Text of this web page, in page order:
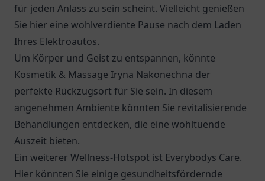
für jeden Anlass zu sein scheint. Vielleicht genießen
Sie hier eine wohlverdiente Pause nach dem Laden
Ihres Elektroautos.
Um Körper und Geist zu entspannen, könnte
Kosmetik & Massage Iryna Nakonechna der
perfekte Rückzugsort für Sie sein. In diesem
angenehmen Ambiente könnten Sie revitalisierende
Behandlungen entdecken, die eine wohltuende
Auszeit bieten.
Ein weiterer Wellness-Hotspot ist Everybodys Care.
Hier könnten Sie einige gesundheitsfördernde